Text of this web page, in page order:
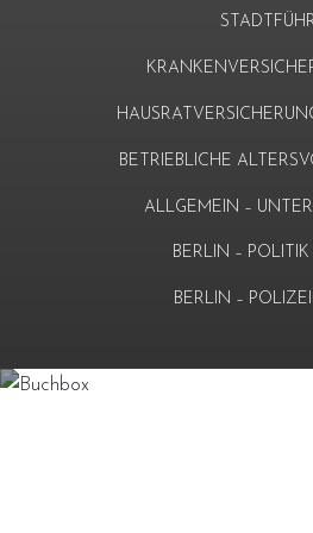
BETRIEBLICHE
ALLGEMEIN –
BERLIN – POLITIK
BERLIN –